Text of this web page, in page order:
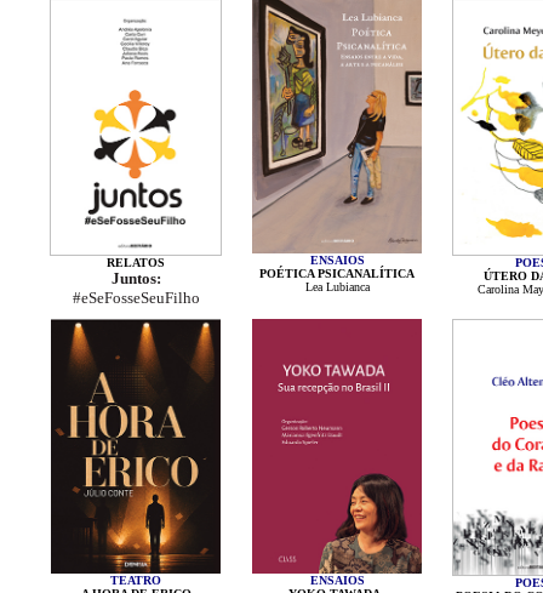
RELATOS
Juntos:
#eSeFosseSeuFilho
ENSAIOS
POÉTICA PSICANALÍTICA
Lea Lubianca
ÚTERO
Carolina
TEATRO
ENSAIOS